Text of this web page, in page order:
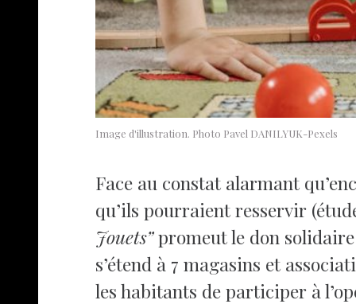
Image d'illustration. Photo Pavel DANILYUK-Pexels
Face au constat alarmant
qu’ils pourraient resservir
Jouets”promeut le don solidaire
s’étend à 7 magasins et
les habitants de participer à